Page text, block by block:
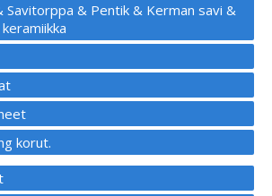
Savitorppa & Pentik & Kerman savi &
korut.